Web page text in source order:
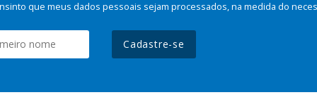
que meus dados pessoais sejam processados, na medida do
Cadastre-se